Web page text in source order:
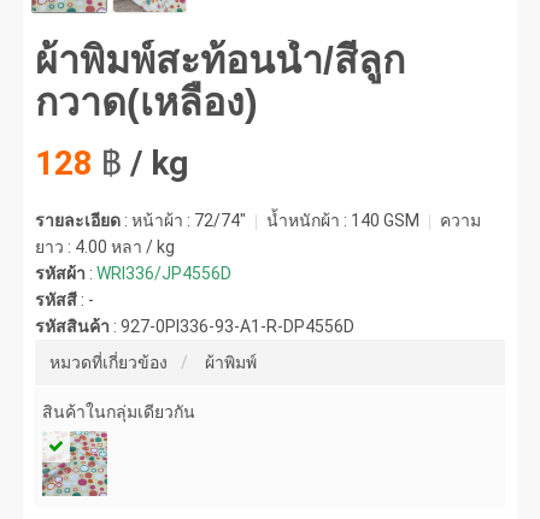
ผ้าพิมพ์สะท้อนน้ำ/สีลูก
กวาด(เหลือง)
128 ฿ / kg
รายละเอียด : หน้าผ้า : 72/74" น้ำหนักผ้า : 140 GSM
ความ
ยาว : 4.00 หลา / kg
รหัสผ้า :WRI336/JP4556D
รหัสสี : -
รหัสสินค้า :927-0PI336-93-A1-R-DP4556D
หมวดที่เกี่ยวข้อง
ผ้าพิมพ์
สินค้าในกลุ่มเดียวกัน